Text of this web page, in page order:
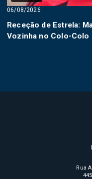
06/08/2026
Receção de Estrela:
Vozinha no Colo-Colo
Rua